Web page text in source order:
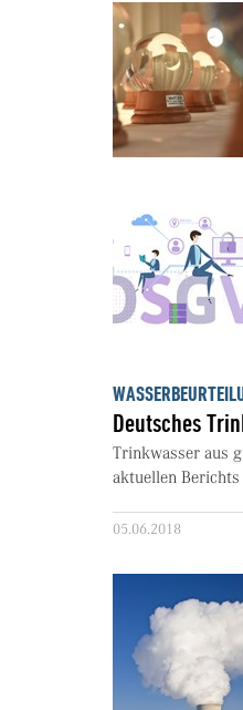
Deutsches
Trinkwasser aus
aktuellen Berichts
05.06.2018